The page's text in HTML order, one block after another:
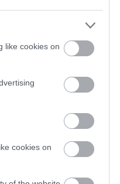
like cookies on
cookies on